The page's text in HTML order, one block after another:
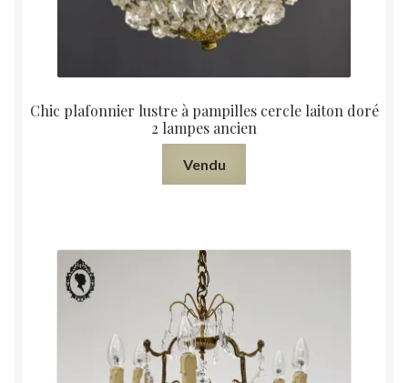
Chic plafonnier lustre à pampilles cercle laiton doré
2 lampes ancien
Vendu